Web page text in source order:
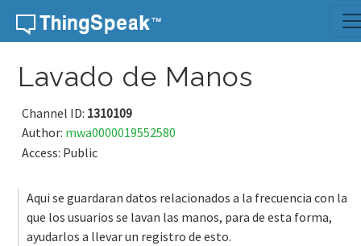
Skip to content
Lavado de Manos
Channel ID: 1310109
Author: mwa0000019552580
Access: Public
Aqui se guardaran datos relacionados a la frecuencia con la
que los usuarios se lavan las manos, para de esta forma,
ayudarlos a llevar un registro de esto.